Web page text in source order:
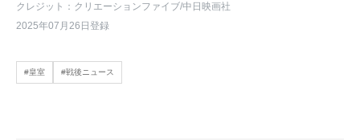
クレジット：クリエーションファイブ/中日映画社
2025年07月26日登録
#皇室 #戦後ニュース